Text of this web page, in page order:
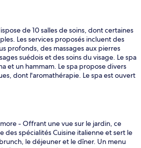
de 10 salles de soins, dont certaines
Les services proposés incluent des
profonds, des massages aux pierres
suédois et des soins du visage. Le spa
et un hammam. Le spa propose divers
dont l'aromathérapie. Le spa est ouvert
- Offrant une vue sur le jardin, ce
des spécialités Cuisine italienne et sert le
le déjeuner et le dîner. Un menu